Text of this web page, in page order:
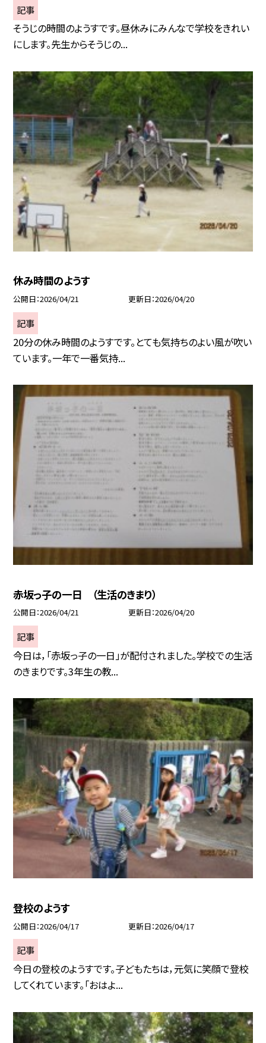
記事
そうじの時間のようすです。昼休みにみんなで学校をきれい
にします。先生からそうじの...
休み時間のようす
公開日 2026/04/21 更新日 2026/04/20
記事
20分の休み時間のようすです。とても気持ちのよい風が吹い
ています。一年で一番気持...
赤坂っ子の一日 （生活のきまり）
公開日 2026/04/21 更新日 2026/04/20
記事
今日は，「赤坂っ子の一日」が配付されました。学校での生活
のきまりです。3年生の教...
登校のようす
公開日 2026/04/17 更新日 2026/04/17
記事
今日の登校のようすです。子どもたちは，元気に笑顔で登校
してくれています。「おはよ...